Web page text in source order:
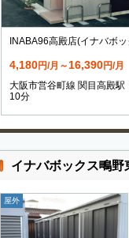
INABA96高殿店(イナバボッ
4,180円/月～ 16,390円/月
大阪市営谷町線 関目高殿駅
10分
イナバボックス鴫
屋外